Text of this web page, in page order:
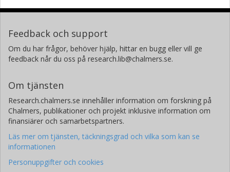
Feedback och support
Om du har frågor, behöver hjälp, hittar en bugg eller vill ge
feedback når du oss på research.lib@chalmers.se.
Om tjänsten
Research.chalmers.se innehåller information om forskning på
Chalmers, publikationer och projekt inklusive information om
finansiärer och samarbetspartners.
Läs mer om tjänsten, täckningsgrad och vilka som kan se
informationen
Personuppgifter och cookies